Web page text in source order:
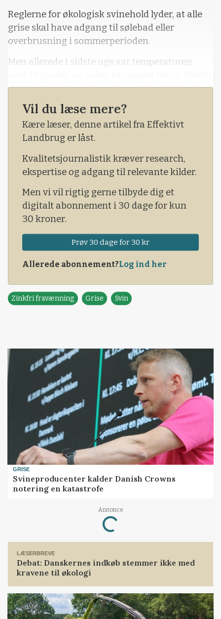
Reglerne for økologisk svinehold lyder, at alle
grise skal have adgang til sølebad eller
overbrusning i sommerperioden.
Men allerede i sidste uge var temperaturen
vil der allerede nu være søer, der begynder at
vise tegn på, at de mangler et sølehul og
solcreme.
Vil du læse mere?
Kære læser, denne artikel fra Effektivt
Landbrug er låst.
Kvalitetsjournalistik kræver research,
ekspertise og adgang til relevante kilder.
Men vi vil rigtig gerne tilbyde dig et
digitalt abonnement i 30 dage for kun
30 kroner.
Prøv 30 dage for 30 kr
Allerede abonnement?Log ind her
Zinkfri fravænning Grise Svin
GRISE
Svineproducenter kalder Danish Crowns
notering en katastrofe
Annonce
Loading...
LÆSERBREVE
Debat: Danskernes indkøb stemmer ikke med
kravene til økologi